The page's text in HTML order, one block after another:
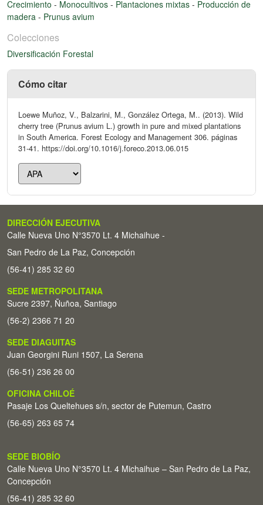
Crecimiento - Monocultivos - Plantaciones mixtas - Producción de
madera - Prunus avium
Colecciones
Diversificación Forestal
Cómo citar
Loewe Muñoz, V., Balzarini, M., González Ortega, M.. (2013). Wild
cherry tree (Prunus avium L.) growth in pure and mixed plantations
in South America. Forest Ecology and Management 306. páginas
31-41. https://doi.org/10.1016/j.foreco.2013.06.015
DIRECCIÓN EJECUTIVA
Calle Nueva Uno N°3570 Lt. 4 Michaihue -
San Pedro de La Paz, Concepción
(56-41) 285 32 60
SEDE METROPOLITANA
Sucre 2397, Ñuñoa, Santiago
(56-2) 2366 71 20
SEDE DIAGUITAS
Juan Georgini Runi 1507, La Serena
(56-51) 236 26 00
OFICINA CHILOÉ
Pasaje Los Queltehues s/n, sector de Putemun, Castro
(56-65) 263 65 74
SEDE BIOBÍO
Calle Nueva Uno N°3570 Lt. 4 Michaihue – San Pedro de La Paz,
Concepción
(56-41) 285 32 60